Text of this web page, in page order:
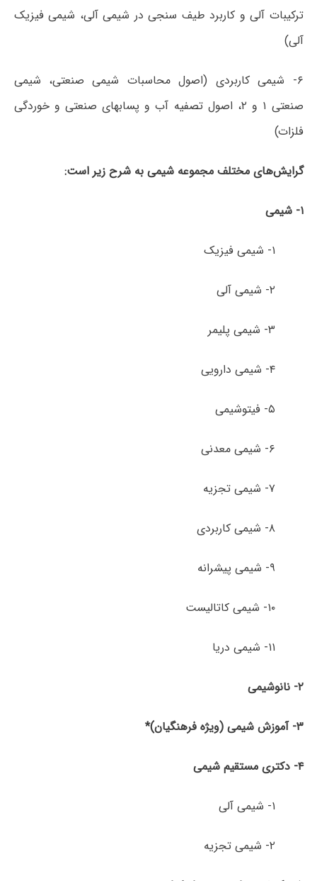
ترکیبات آلی و کاربرد طیف سنجی در شیمی آلی، شیمی فیزیک
آلی)
۶- شیمی کاربردی (اصول محاسبات شیمی صنعتی، شیمی
صنعتی ۱ و ۲، اصول تصفیه آب و پساب­های صنعتی و خوردگی
فلزات)
گرایش‌های مختلف مجموعه شیمی به شرح زیر است:
۱- شیمی
۱- شیمی فیزیک
۲- شیمی آلی
۳- شیمی پلیمر
۴- شیمی دارویی
۵- فیتوشیمی
۶- شیمی معدنی
۷- شیمی تجزیه
۸- شیمی کاربردی
۹- شیمی پیشرانه
۱۰- شیمی کاتالیست
۱۱- شیمی دریا
۲- نانوشیمی
۳- آموزش شیمی (ویژه فرهنگیان) *
۴- دکتری مستقیم شیمی
۱- شیمی آلی
۲- شیمی تجزیه